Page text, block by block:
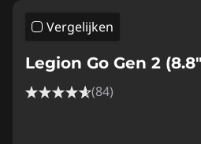
Vergelijken
Legion Go Gen 2
(84)